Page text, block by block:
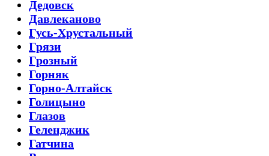
Дедовск
Давлеканово
Гусь-Хрустальный
Грязи
Грозный
Горняк
Горно-Алтайск
Голицыно
Глазов
Геленджик
Гатчина